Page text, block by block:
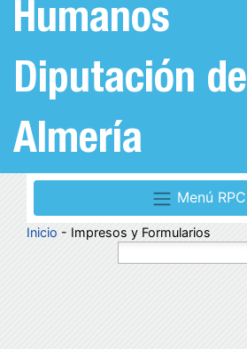
Humanos
Diputación de
Almería
Menú RPC
Inicio - Impresos y Formularios